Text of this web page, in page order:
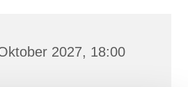
2027, 18:00